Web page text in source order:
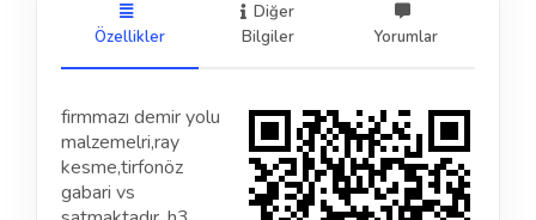
Özellikler
Diğer
Bilgiler
Yorumlar
firmmazı demir yolu
malzemelri,ray
kesme,tirfonöz
gabari vs